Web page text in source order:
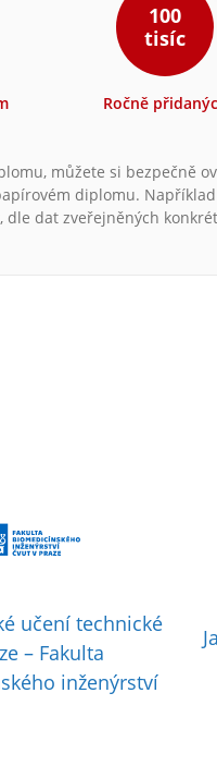
100
tisíc
Ročně
můžete si bezpečně
diplomu.
dle dat zveřejněných
učení technické
– Fakulta
inženýrství